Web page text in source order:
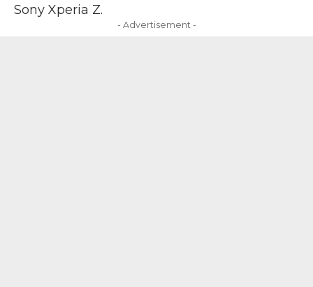
Sony Xperia Z.
- Advertisement -